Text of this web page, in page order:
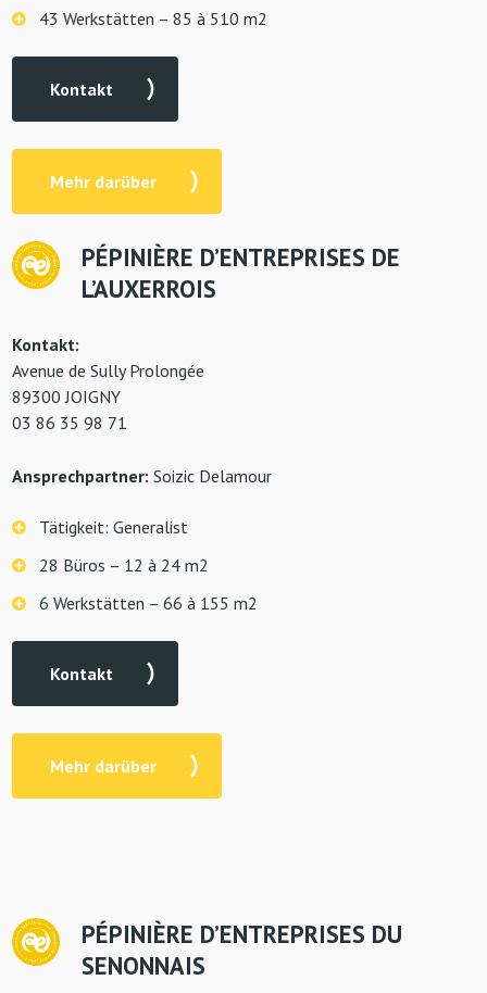
43 Werkstätten – 85 à 510 m2
Kontakt
Mehr darüber
PÉPINIÈRE D’ENTREPRISES DE
L’AUXERROIS
Kontakt:
Avenue de Sully Prolongée
89300 JOIGNY
03 86 35 98 71
Ansprechpartner: Soizic Delamour
Tätigkeit: Generalist
28 Büros – 12 à 24 m2
6 Werkstätten – 66 à 155 m2
Kontakt
Mehr darüber
PÉPINIÈRE D’ENTREPRISES DU
SENONNAIS